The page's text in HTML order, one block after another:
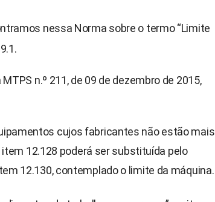
nessa Norma sobre o termo “Limite
n.º 211, de 09 de dezembro de 2015,
cujos fabricantes não estão mais
item 12.128 poderá ser substituída pelo
12.130, contemplado o limite da máquina.